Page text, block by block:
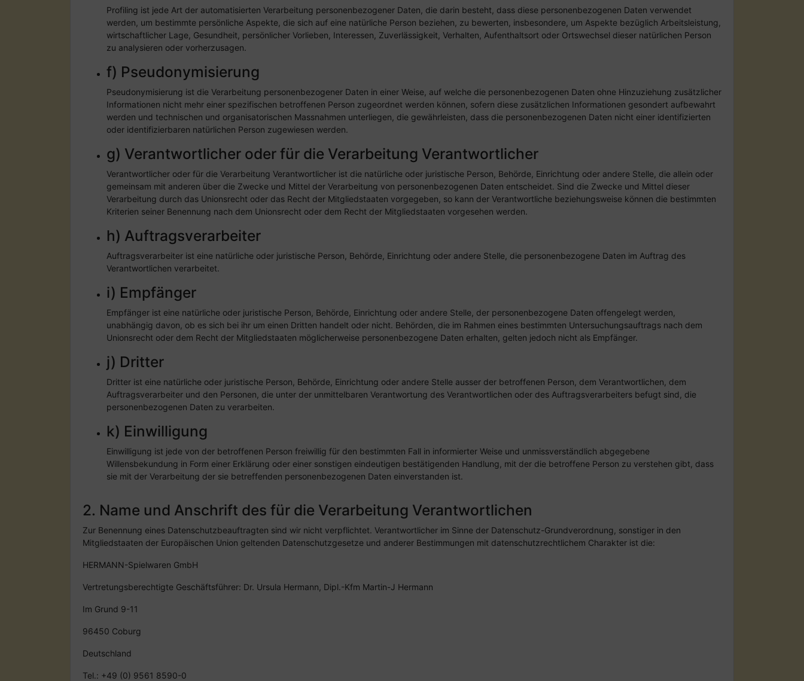
Profiling ist jede Art der automatisierten Verarbeitung personenbezogener Daten, die darin besteht, dass diese personenbezogenen Daten verwendet
werden, um bestimmte persönliche Aspekte, die sich auf eine natürliche Person beziehen, zu bewerten, insbesondere, um Aspekte bezüglich Arbeitsleistung,
wirtschaftlicher Lage, Gesundheit, persönlicher Vorlieben, Interessen, Zuverlässigkeit, Verhalten, Aufenthaltsort oder Ortswechsel dieser natürlichen Person
zu analysieren oder vorherzusagen.
f) Pseudonymisierung
Pseudonymisierung ist die Verarbeitung personenbezogener Daten in einer Weise, auf welche die personenbezogenen Daten ohne Hinzuziehung zusätzlicher
Informationen nicht mehr einer spezifischen betroffenen Person zugeordnet werden können, sofern diese zusätzlichen Informationen gesondert aufbewahrt
werden und technischen und organisatorischen Massnahmen unterliegen, die gewährleisten, dass die personenbezogenen Daten nicht einer identifizierten
oder identifizierbaren natürlichen Person zugewiesen werden.
g) Verantwortlicher oder für die Verarbeitung Verantwortlicher
Verantwortlicher oder für die Verarbeitung Verantwortlicher ist die natürliche oder juristische Person, Behörde, Einrichtung oder andere Stelle, die allein oder
gemeinsam mit anderen über die Zwecke und Mittel der Verarbeitung von personenbezogenen Daten entscheidet. Sind die Zwecke und Mittel dieser
Verarbeitung durch das Unionsrecht oder das Recht der Mitgliedstaaten vorgegeben, so kann der Verantwortliche beziehungsweise können die bestimmten
Kriterien seiner Benennung nach dem Unionsrecht oder dem Recht der Mitgliedstaaten vorgesehen werden.
h) Auftragsverarbeiter
Auftragsverarbeiter ist eine natürliche oder juristische Person, Behörde, Einrichtung oder andere Stelle, die personenbezogene Daten im Auftrag des
Verantwortlichen verarbeitet.
i) Empfänger
Empfänger ist eine natürliche oder juristische Person, Behörde, Einrichtung oder andere Stelle, der personenbezogene Daten offengelegt werden,
unabhängig davon, ob es sich bei ihr um einen Dritten handelt oder nicht. Behörden, die im Rahmen eines bestimmten Untersuchungsauftrags nach dem
Unionsrecht oder dem Recht der Mitgliedstaaten möglicherweise personenbezogene Daten erhalten, gelten jedoch nicht als Empfänger.
j) Dritter
Dritter ist eine natürliche oder juristische Person, Behörde, Einrichtung oder andere Stelle ausser der betroffenen Person, dem Verantwortlichen, dem
Auftragsverarbeiter und den Personen, die unter der unmittelbaren Verantwortung des Verantwortlichen oder des Auftragsverarbeiters befugt sind, die
personenbezogenen Daten zu verarbeiten.
k) Einwilligung
Einwilligung ist jede von der betroffenen Person freiwillig für den bestimmten Fall in informierter Weise und unmissverständlich abgegebene
Willensbekundung in Form einer Erklärung oder einer sonstigen eindeutigen bestätigenden Handlung, mit der die betroffene Person zu verstehen gibt, dass
sie mit der Verarbeitung der sie betreffenden personenbezogenen Daten einverstanden ist.
2. Name und Anschrift des für die Verarbeitung Verantwortlichen
Zur Benennung eines Datenschutzbeauftragten sind wir nicht verpflichtet. Verantwortlicher im Sinne der Datenschutz-Grundverordnung, sonstiger in den
Mitgliedstaaten der Europäischen Union geltenden Datenschutzgesetze und anderer Bestimmungen mit datenschutzrechtlichem Charakter ist die:
HERMANN-Spielwaren GmbH
Vertretungsberechtigte Geschäftsführer: Dr. Ursula Hermann, Dipl.-Kfm Martin-J Hermann
Im Grund 9-11
96450 Coburg
Deutschland
Tel.: +49 (0) 9561 8590-0